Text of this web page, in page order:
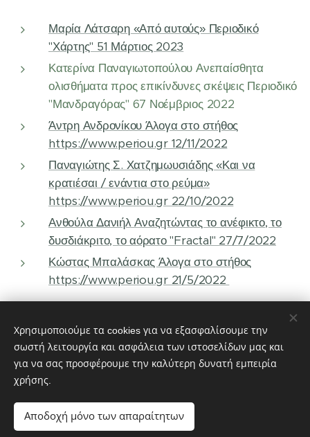
Μαρία Λάτσαρη «Από αυτούς» Περιοδικό
"Χάρτης" 51 Μάρτιος 2023
Κατερίνα Παναγιωτοπούλου Ανεπαίσθητα
ολισθήματα προς επικίνδυνες σκέψεις Περιοδικό
"Μανδραγόρας" 67 Νοέμβριος 2022
Άντρη Ανδρονίκου Άλογα στο στήθος
https://www.periou.gr 12/11/2022
Παναγιώτης Σ. Χατζημωυσιάδης «Και να
κρατιέσαι / ενάντια στο ρεύμα»
https://www.periou.gr 22/10/2022
Ανθούλα Δανιήλ Αναζητώντας το ανέφικτο, το
δυσδιάκριτο, το αόρατο "Fractal" 27/7/2022
Κώστας Μπαλάσκας Άλογα στο στήθος
https://www.periou.gr 21/5/2022
© 2023 ΑΩ ΕΚΔΟΣΕΙΣ - Διατηρούνται όλα τα δικαιώματα
Εκδότης
Διεύθυνση: Αθ. Μιχάλη 19 190 10 Καλύβια Αττικής
Χρησιμοποιούμε τα cookies για να εξασφαλίσουμε την
σωστή λειτουργία και ασφάλεια των ιστοσελίδων μας και
για να σας προσφέρουμε την καλύτερη δυνατή εμπειρία
χρήσης.
Αποδοχή μόνο των απαραίτητων